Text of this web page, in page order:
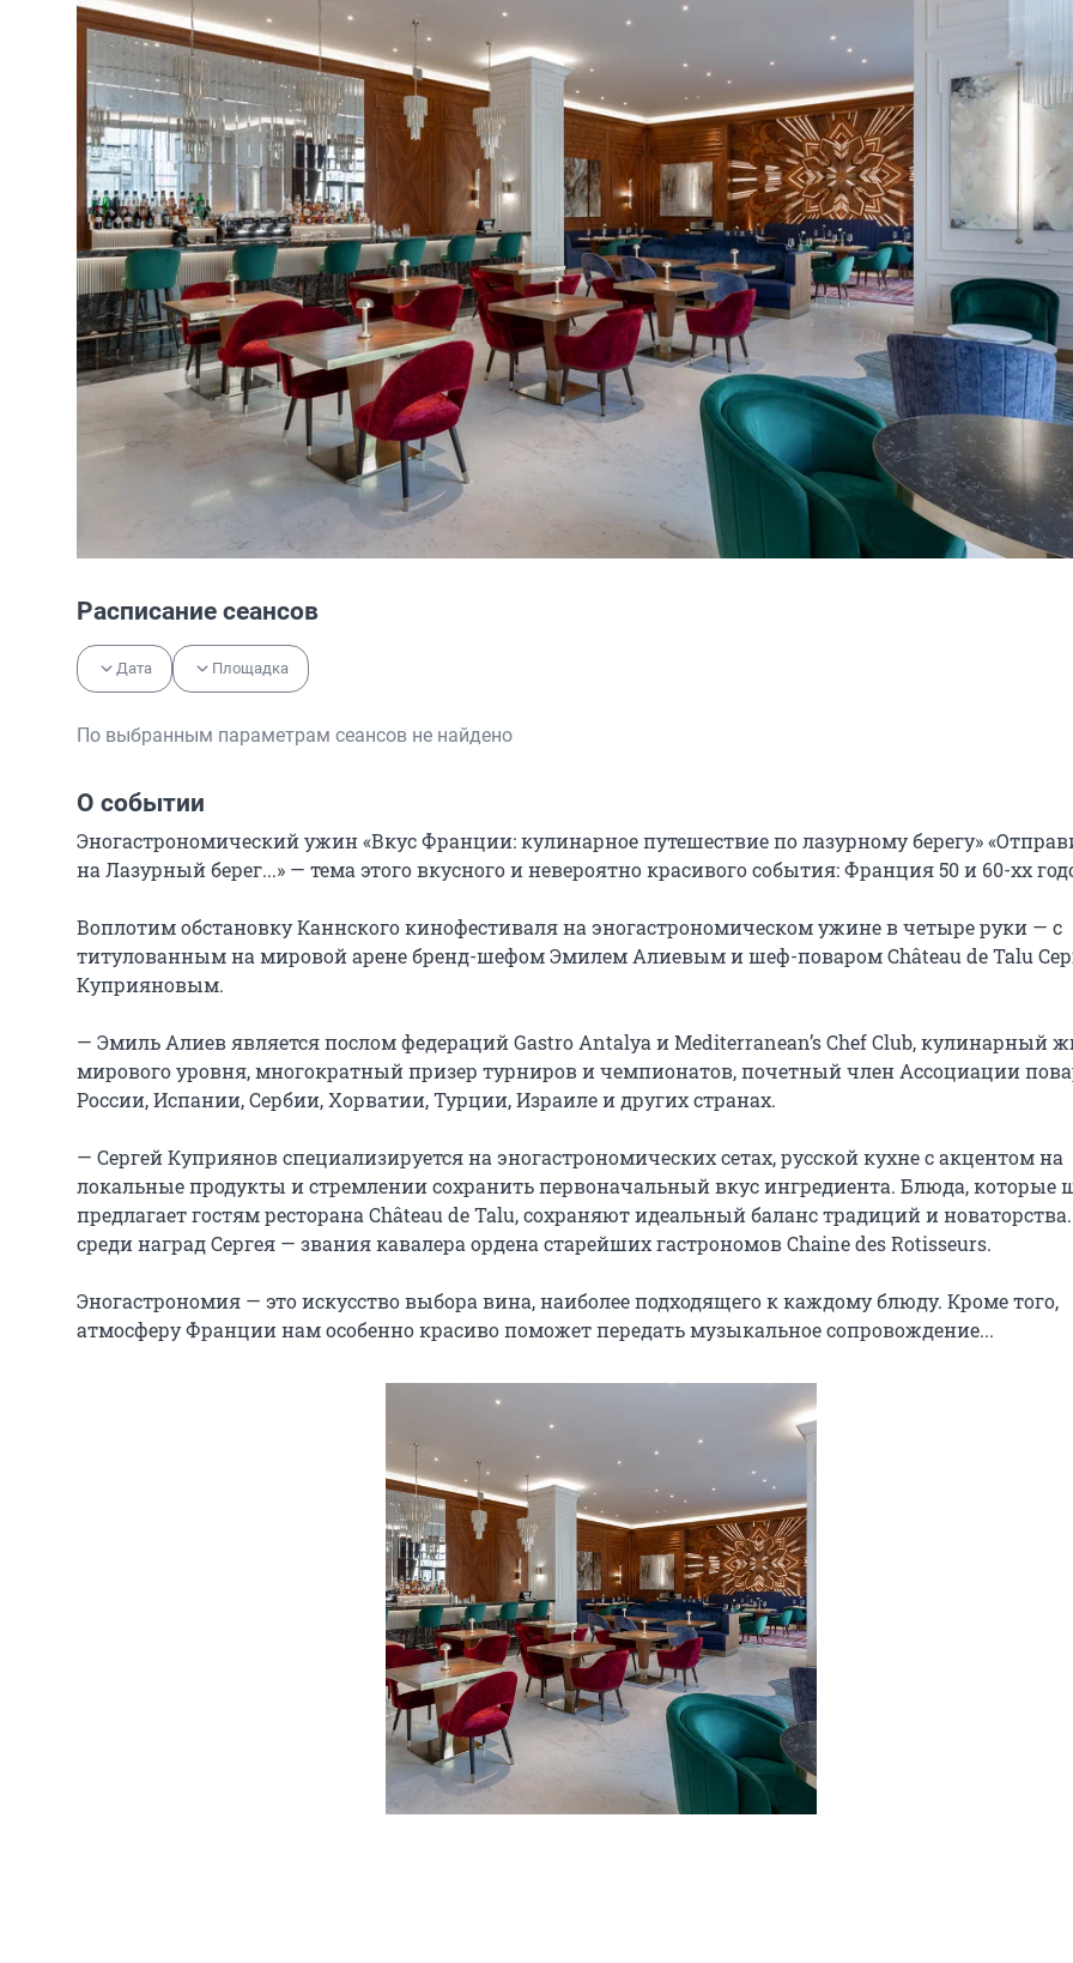
Расписание сеансов
Дата Площадка
По выбранным параметрам сеансов не найдено
О событии
Эногастрономический ужин «Вкус Франции: кулинарное путешествие по лазурному берегу»
на Лазурный берег...» — тема этого вкусного и невероятно красивого события: Франция 50 и 60-хх
Воплотим обстановку Каннского кинофестиваля на эногастрономическом ужине в четыре руки — с
титулованным на мировой арене бренд-шефом Эмилем Алиевым и шеф-поваром Château de Talu
Куприяновым.
— Эмиль Алиев является послом федераций Gastro Antalya и Mediterranean’s Chef Club, кулинарный
мирового уровня, многократный призер турниров и чемпионатов, почетный член Ассоциации
России, Испании, Сербии, Хорватии, Турции, Израиле и других странах.
— Сергей Куприянов ⁣специализируется на эногастрономических сетах, русской кухне с акцентом на
локальные продукты и стремлении сохранить первоначальный вкус ингредиента. Блюда, которые
предлагает гостям ресторана Château de Talu, сохраняют идеальный баланс традиций и
среди наград Сергея — звания кавалера ордена старейших гастрономов Chaine des Rotisseurs.
Эногастрономия — это искусство выбора вина, наиболее подходящего к каждому блюду. Кроме того,
атмосферу Франции нам особенно красиво поможет передать музыкальное сопровождение...